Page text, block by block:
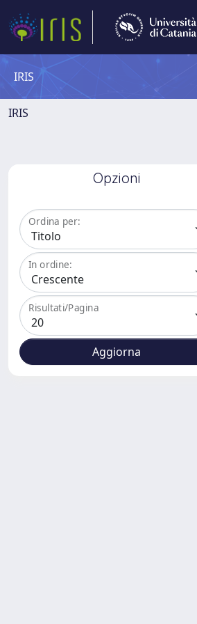
IRIS
IRIS
Opzioni
Ordina per:
In ordine:
Risultati/Pagina